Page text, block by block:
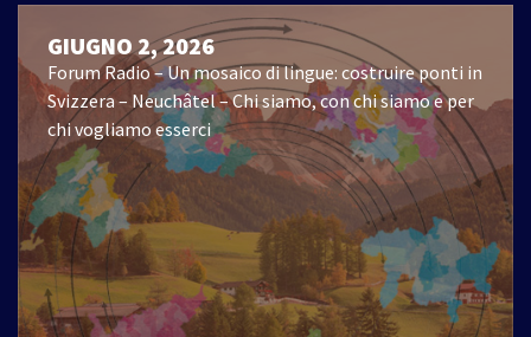
GIUGNO 2, 2026
Forum Radio – Un mosaico di lingue: costruire ponti in
Svizzera – Neuchâtel – Chi siamo, con chi siamo e per
chi vogliamo esserci